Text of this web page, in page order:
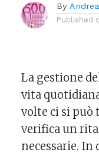
By Andrea
Published
La gestione
vita
volte ci si può
verifica un
necessarie.